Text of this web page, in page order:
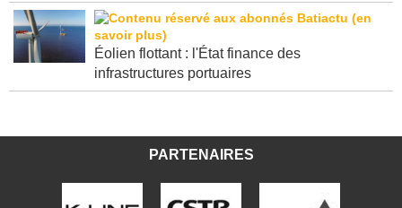
Éolien flottant : l'État finance des
infrastructures portuaires
PARTENAIRES